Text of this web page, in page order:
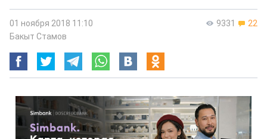
9331 22
01 ноября 2018 11:10
Бакыт Стамов